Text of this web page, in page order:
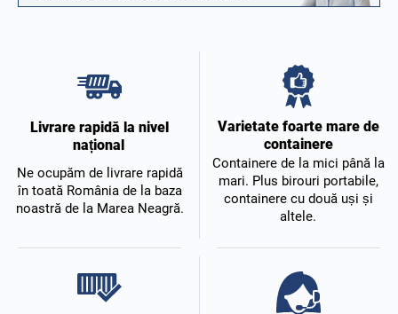
Livrare rapidă la nivel
național
Ne ocupăm de livrare rapidă
în toată România de la baza
noastră de la Marea Neagră.
Varietate foarte mare de
containere
Containere de la mici până la
mari. Plus birouri portabile,
containere cu două uși și
altele.